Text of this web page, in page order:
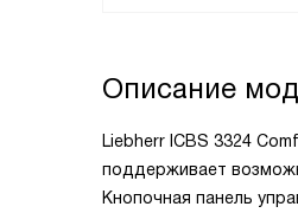
Описание
Liebherr ICBS 3324
поддерживает
Кнопочная панель